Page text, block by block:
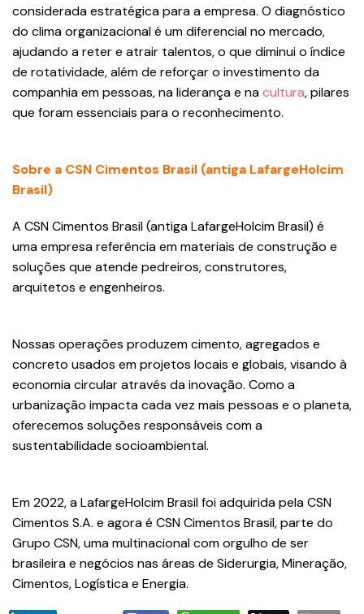
considerada estratégica para a empresa. O diagnóstico
do clima organizacional é um diferencial no mercado,
ajudando a reter e atrair talentos, o que diminui o índice
de rotatividade, além de reforçar o investimento da
companhia em pessoas, na liderança e nacultura, pilares
que foram essenciais para o reconhecimento.
Sobre a CSN Cimentos Brasil (antiga LafargeHolcim
Brasil)
A CSN Cimentos Brasil (antiga LafargeHolcim Brasil) é
uma empresa referência em materiais de construção e
soluções que atende pedreiros, construtores,
arquitetos e engenheiros.
Nossas operações produzem cimento, agregados e
concreto usados em projetos locais e globais, visando à
economia circular através da inovação. Como a
urbanização impacta cada vez mais pessoas e o planeta,
oferecemos soluções responsáveis com a
sustentabilidade socioambiental.
Em 2022, a LafargeHolcim Brasil foi adquirida pela CSN
Cimentos S.A. e agora é CSN Cimentos Brasil, parte do
Grupo CSN, uma multinacional com orgulho de ser
brasileira e negócios nas áreas de Siderurgia, Mineração,
Cimentos, Logística e Energia.